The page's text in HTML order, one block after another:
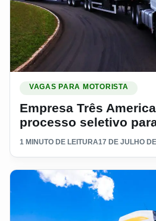
VAGAS PARA MOTORISTA
Empresa Três
processo seletivo
1 MINUTO DE LEITURA17 DE JULHO